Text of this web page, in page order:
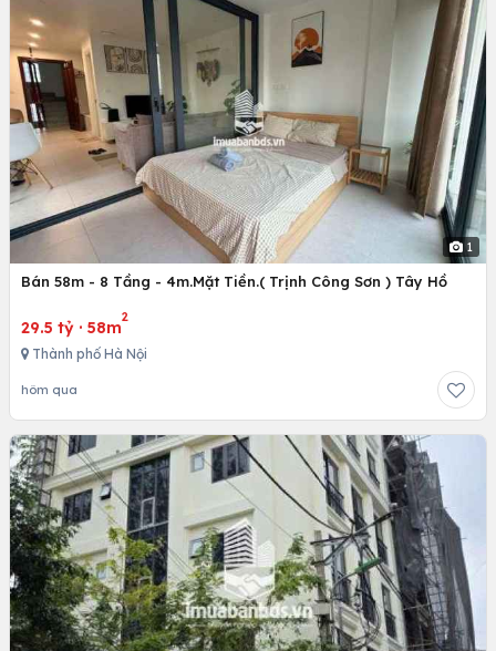
1
Bán 58m - 8 Tầng - 4m.Mặt Tiền.( Trịnh Công Sơn ) Tây Hồ
29.5 tỷ · 58m
2
Thành phố Hà Nội
hôm qua